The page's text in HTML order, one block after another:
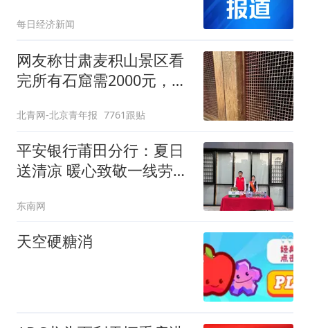
每日经济新闻
网友称甘肃麦积山景区看
完所有石窟需2000元，景
护，游客可按需买
北青网-北京青年报 7761跟贴
平安银行莆田分行：夏日
送清凉 暖心致敬一线劳动
东南网
天空硬糖消